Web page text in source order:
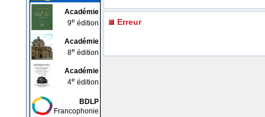
Académie
9e édition
Académie
8e édition
Académie
4e édition
BDLP
Francophonie
Erreur